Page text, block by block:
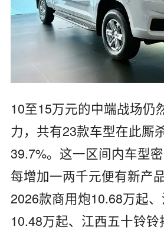
10至15万元的中端战场仍
力，共有23款车型在此厮
39.7%。这一区间内车型
每增加一两千元便有新产
2026款商用炮10.68万起
10.48万起、江西五十铃